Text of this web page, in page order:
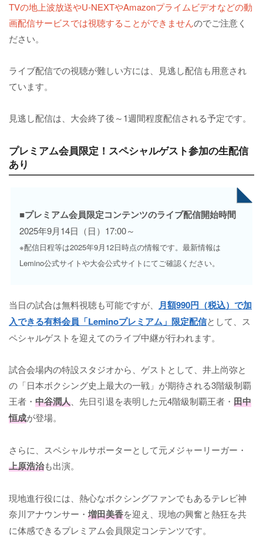
TVの地上波放送やU-NEXTやAmazonプライムビデオなどの動
画配信サービスでは視聴することができませんのでご注意く
ださい。
ライブ配信での視聴が難しい方には、見逃し配信も用意され
ています。
見逃し配信は、大会終了後～1週間程度配信される予定です。
プレミアム会員限定！スペシャルゲスト参加の生配信
あり
■プレミアム会員限定コンテンツのライブ配信開始時間
2025年9月14日（日）17:00～
※配信日程等は2025年9月12日時点の情報です。最新情報は
Lemino公式サイトや大会公式サイトにてご確認ください。
当日の試合は無料視聴も可能ですが、 月額990円（税込）で加
入できる有料会員「Leminoプレミアム」限定配信として、ス
ペシャルゲストを迎えてのライブ中継が行われます。
試合会場内の特設スタジオから、ゲストとして、井上尚弥と
の「日本ボクシング史上最大の一戦」が期待される3階級制覇
王者・ 中谷潤人、先日引退を表明した元4階級制覇王者・ 田中
恒成が登場。
さらに、スペシャルサポーターとして元メジャーリーガー・
上原浩治も出演。
現地進行役には、熱心なボクシングファンでもあるテレビ神
奈川アナウンサー・ 増田美香を迎え、現地の興奮と熱狂を共
に体感できるプレミアム会員限定コンテンツです。